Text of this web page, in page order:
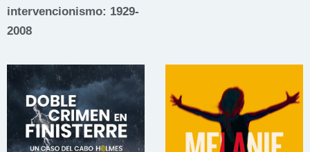
intervencionismo: 1929-
2008